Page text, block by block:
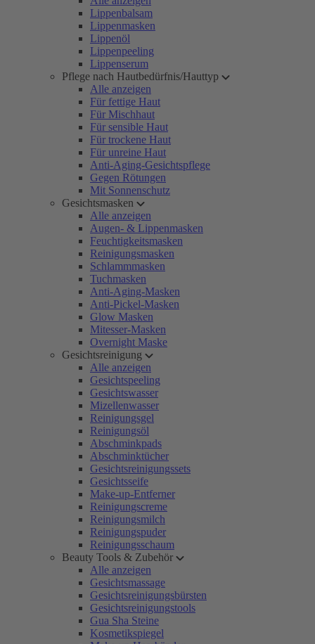
Lippenbalsam
Lippenmasken
Lippenöl
Lippenpeeling
Lippenserum
Pflege nach Hautbedürfnis/Hauttyp
Alle anzeigen
Für fettige Haut
Für Mischhaut
Für sensible Haut
Für trockene Haut
Für unreine Haut
Anti-Aging-Gesichtspflege
Gegen Rötungen
Mit Sonnenschutz
Gesichtsmasken
Alle anzeigen
Augen- & Lippenmasken
Feuchtigkeitsmasken
Reinigungsmasken
Schlammmasken
Tuchmasken
Anti-Aging-Masken
Anti-Pickel-Masken
Glow Masken
Mitesser-Masken
Overnight Maske
Gesichtsreinigung
Alle anzeigen
Gesichtspeeling
Gesichtswasser
Mizellenwasser
Reinigungsgel
Reinigungsöl
Abschminkpads
Abschminktücher
Gesichtsreinigungssets
Gesichtsseife
Make-up-Entferner
Reinigungscreme
Reinigungsmilch
Reinigungspuder
Reinigungsschaum
Beauty Tools & Zubehör
Alle anzeigen
Gesichtsmassage
Gesichtsreinigungsbürsten
Gesichtsreinigungstools
Gua Sha Steine
Kosmetikspiegel